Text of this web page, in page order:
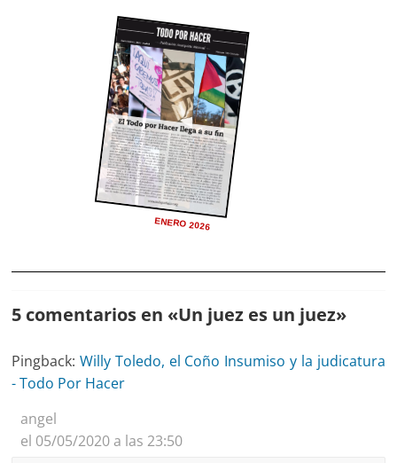
ENERO 2026
5 comentarios en «Un juez es un juez»
Pingback:Willy Toledo, el Coño Insumiso y la judicatura
- Todo Por Hacer
angel
el 05/05/2020 a las 23:50